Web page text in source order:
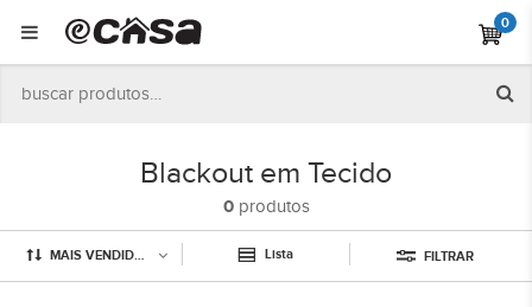
0
Blackout em Tecido
Lista FILTRAR
0produtos